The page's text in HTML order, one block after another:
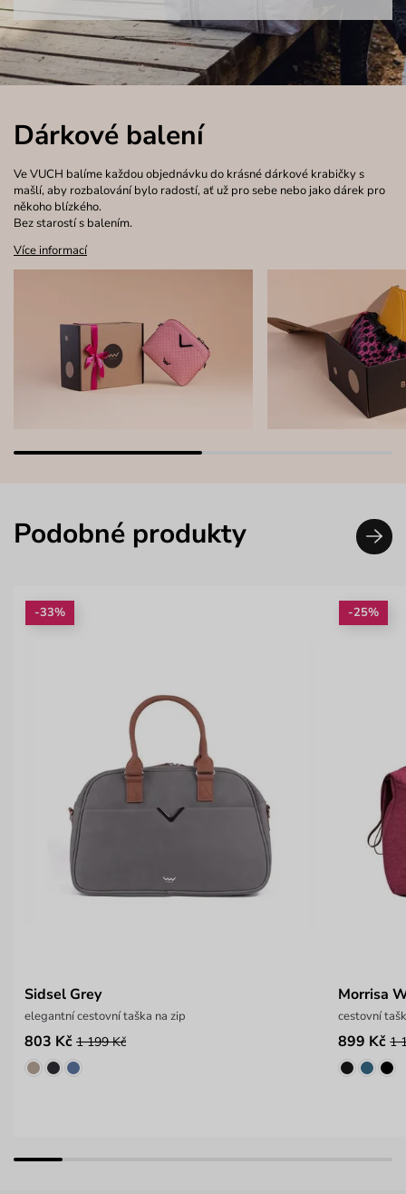
Dárkové balení
Ve VUCH balíme každou objednávku do krásné dárkové krabičky s
mašlí, aby rozbalování bylo radostí, ať už pro sebe nebo jako dárek pro
někoho blízkého.
Bez starostí s balením.
Více informací
Podobné produkty
-33%
Sidsel Grey
elegantní cestovní taška na zip
803 Kč 1 199 Kč
-25%
Morrisa
cestovní
899 Kč 1